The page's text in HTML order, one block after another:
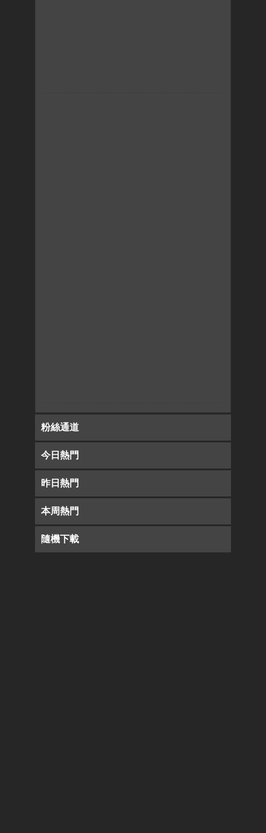
粉絲通道
今日熱門
昨日熱門
本周熱門
隨機下載